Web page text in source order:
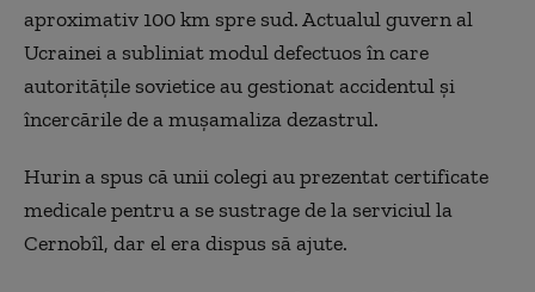
aproximativ 100 km spre sud. Actualul guvern al
Ucrainei a subliniat modul defectuos în care
autoritățile sovietice au gestionat accidentul și
încercările de a mușamaliza dezastrul.
Hurin a spus că unii colegi au prezentat certificate
medicale pentru a se sustrage de la serviciul la
Cernobîl, dar el era dispus să ajute.